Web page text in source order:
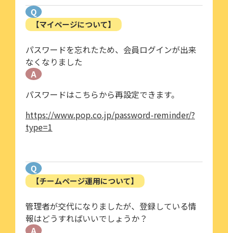
Q
【マイページについて】
パスワードを忘れたため、会員ログインが出来
なくなりました
A
パスワードはこちらから再設定できます。
https://www.pop.co.jp/password-reminder/?
type=1
Q
【チームページ運用について】
管理者が交代になりましたが、登録している情
報はどうすればいいでしょうか？
A